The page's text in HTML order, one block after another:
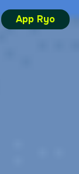
App Ryo